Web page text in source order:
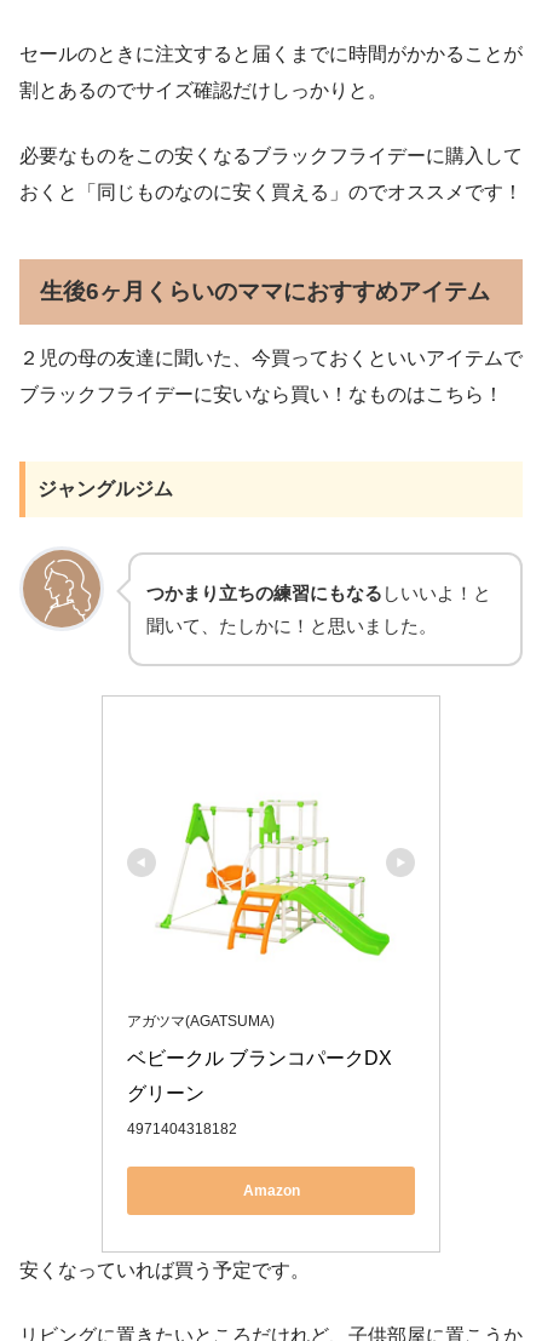
セールのときに注文すると届くまでに時間がかかることが
割とあるのでサイズ確認だけしっかりと。
必要なものをこの安くなるブラックフライデーに購入して
おくと「同じものなのに安く買える」のでオススメです！
生後6ヶ月くらいのママにおすすめアイテム
２児の母の友達に聞いた、今買っておくといいアイテムで
ブラックフライデーに安いなら買い！なものはこちら！
ジャングルジム
つかまり立ちの練習にもなる しいいよ！と
聞いて、たしかに！と思いました。
アガツマ(AGATSUMA)
ベビークル ブランコパークDX
グリーン
4971404318182
Amazon
安くなっていれば買う予定です。
リビングに置きたいところだけれど、子供部屋に置こうか